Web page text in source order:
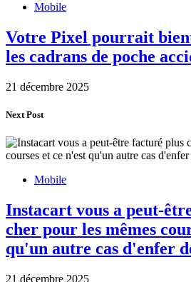
Mobile
Votre Pixel pourrait
les cadrans de poche
21 décembre 2025
Next Post
Mobile
Instacart vous a peut-
cher pour les mêmes
qu'un autre cas d'enfer
21 décembre 2025